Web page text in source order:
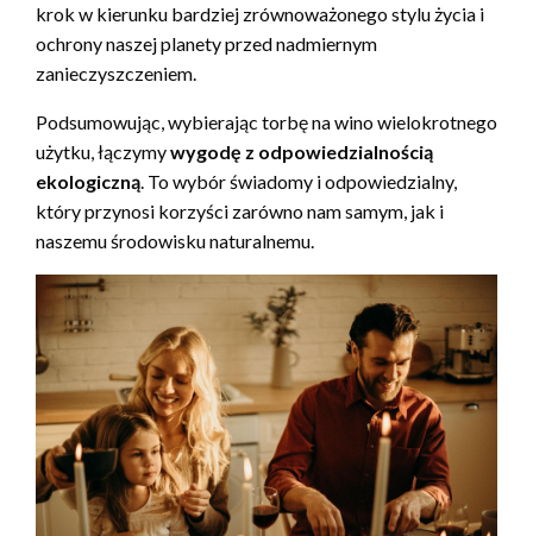
krok w kierunku bardziej zrównoważonego stylu życia i
ochrony naszej planety przed nadmiernym
zanieczyszczeniem.
Podsumowując, wybierając torbę na wino wielokrotnego
użytku, łączymywygodę z odpowiedzialnością
ekologiczną. To wybór świadomy i odpowiedzialny,
który przynosi korzyści zarówno nam samym, jak i
naszemu środowisku naturalnemu.